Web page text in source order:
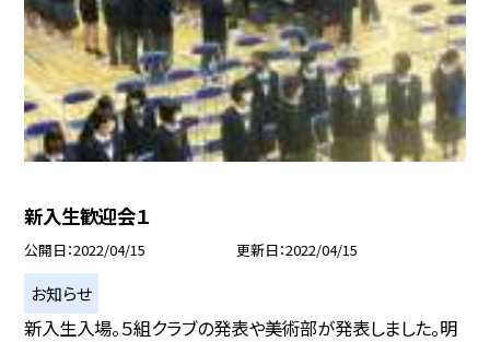
新入生歓迎会１
公開日 2022/04/15 更新日 2022/04/15
お知らせ
新入生入場。５組クラブの発表や美術部が発表しました。明